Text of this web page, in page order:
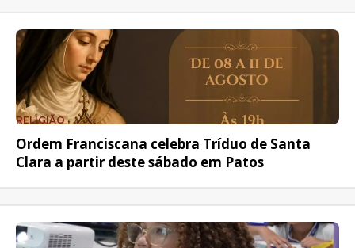
RELIGIÃO
Ordem Franciscana celebra Tríduo de Santa
Clara a partir deste sábado em Patos